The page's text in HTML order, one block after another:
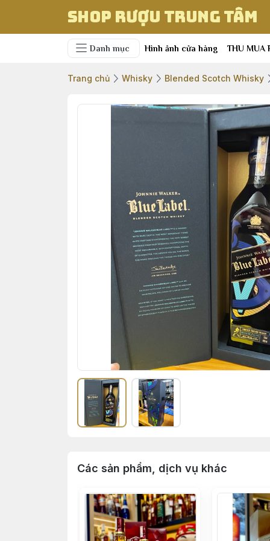
Shop Rượu Trung Tâm
Danh mục Hình ảnh cửa hàng THU MUA
Trang chủ Whisky Blended Scotch Whisky
Các sản phẩm, dịch vụ khác